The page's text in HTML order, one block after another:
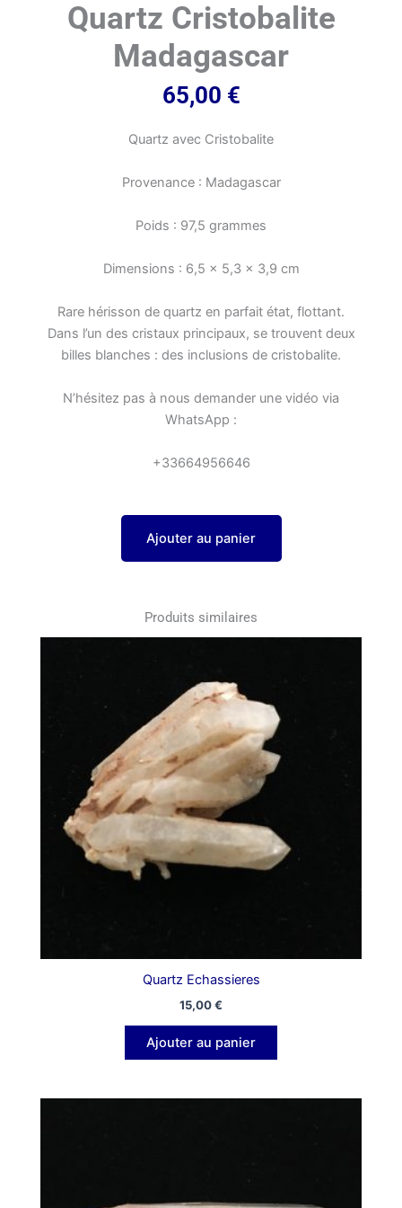
Quartz Cristobalite
Madagascar
65,00 €
Quartz avec Cristobalite
Provenance : Madagascar
Poids : 97,5 grammes
Dimensions : 6,5 x 5,3 x 3,9 cm
Rare hérisson de quartz en parfait état, flottant.
Dans l’un des cristaux principaux, se trouvent deux
billes blanches : des inclusions de cristobalite.
N’hésitez pas à nous demander une vidéo via
WhatsApp :
+33664956646
Ajouter au panier
Produits similaires
Quartz Echassieres
15,00€
Ajouter au panier